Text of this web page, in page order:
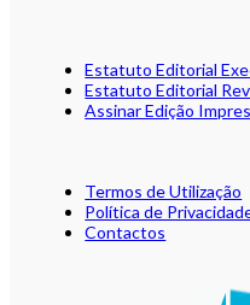
Estatuto Editorial
Estatuto Editorial
Assinar Edição
Termos de Utilização
Política de
Contactos